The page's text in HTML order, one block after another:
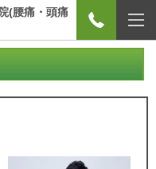
(腰痛・頭痛